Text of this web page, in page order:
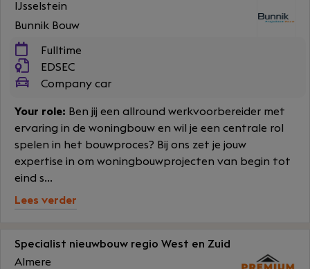
IJsselstein
Bunnik Bouw
Fulltime
EDSEC
Company car
Your role: Ben jij een allround werkvoorbereider met
ervaring in de woningbouw en wil je een centrale rol
spelen in het bouwproces? Bij ons zet je jouw
expertise in om woningbouwprojecten van begin tot
eind s...
Lees verder
Specialist nieuwbouw regio West en Zuid
Almere